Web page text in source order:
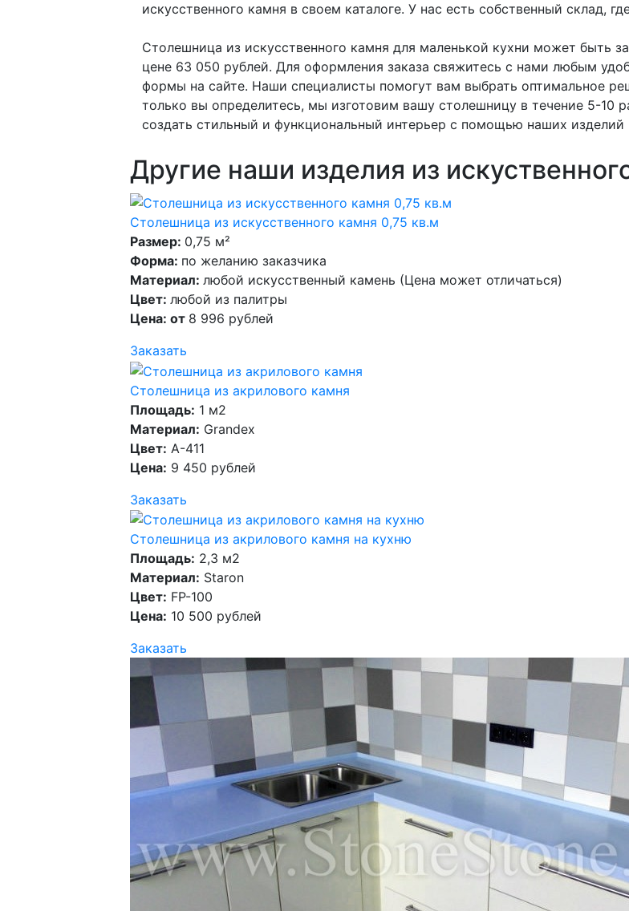
искусственного камня в своем каталоге. У нас есть собственный склад,
Столешница из искусственного камня для маленькой кухни может быть
цене 63 050 рублей. Для оформления заказа свяжитесь с нами любым
формы на сайте. Наши специалисты помогут вам выбрать оптимальное
только вы определитесь, мы изготовим вашу столешницу в течение 5-
создать стильный и функциональный интерьер с помощью наших изделий
Другие наши изделия из
Столешница из искусственного камня 0,75 кв.м
Размер: 0,75 м²
Форма: по желанию заказчика
Материал: любой искусственный камень (Цена может отличаться)
Цвет: любой из палитры
Цена: от 8 996 рублей
Заказать
Столешница из акрилового камня
Площадь: 1 м2
Материал: Grandex
Цвет: A-411
Цена: 9 450 рублей
Заказать
Столешница из акрилового камня на кухню
Площадь: 2,3 м2
Материал: Staron
Цвет: FP-100
Цена: 10 500 рублей
Заказать